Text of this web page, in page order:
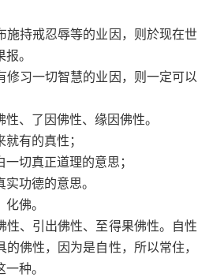
持戒忍辱等的业因，则於现在世
。
习一切智慧的业因，则一定可以
、了因佛性、缘因佛性。
有的真性；
切真正道理的意思；
功德的意思。
佛。
、引出佛性、至得果佛性。自性
佛性，因为是自性，所以常住，
种。